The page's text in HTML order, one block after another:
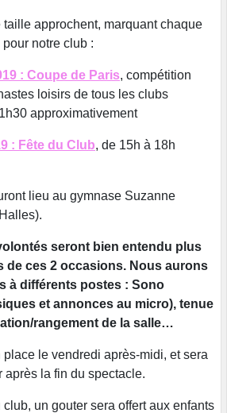
taille approchent, marquant chaque
notre club :
: Coupe de Paris, compétition
loisirs de tous les clubs
approximativement
: Fête du Club, de 15h à 18h
lieu au gymnase Suzanne
seront bien entendu plus
de ces 2 occasions. Nous aurons
à différents postes : Sono
et annonces au micro), tenue
rangement de la salle…
place le vendredi après-midi, et sera
après la fin du spectacle.
club, un gouter sera offert aux enfants